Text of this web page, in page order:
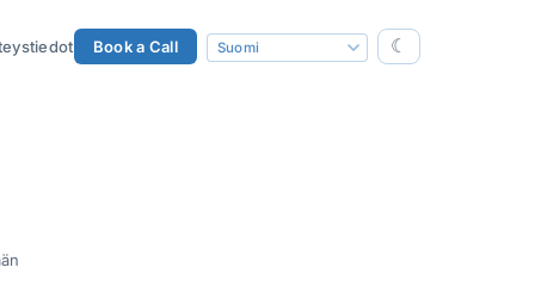
Book a Call ☾